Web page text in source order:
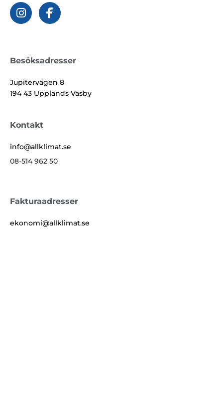
Besöksadresser
Jupitervägen 8
194 43 Upplands Väsby
Kontakt
info@allklimat.se
08-514 962 50
Fakturaadresser
ekonomi@allklimat.se